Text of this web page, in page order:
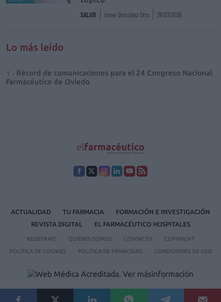
SALUD Irene González Orts 28/07/2026
Lo más leído
Récord de comunicaciones para el 24 Congreso Nacional
Farmacéutico de Oviedo
ACTUALIDAD TU FARMACIA
FORMACIÓN E INVESTIGACIÓN
REVISTA DIGITAL
EL FARMACÉUTICO HOSPITALES
REGÍSTRATE QUIÉNES SOMOS CONTACTO COPYRIGHT
POLÍTICA DE COOKIES POLÍTICA DE PRIVACIDAD CONDICIONES DE USO
© 2026 Ediciones MAYO, S.A.U.